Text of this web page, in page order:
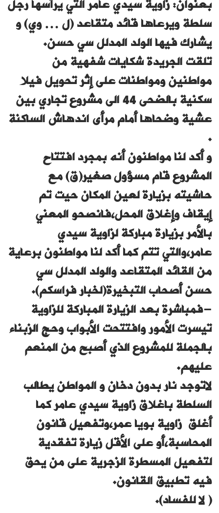
بعنوان: زاوية سيدي عامر التي يرأسها رجل
سلطة ويرعاها قائد متقاعد (ل … وي) و
يشارك فيها الولد المدلل سي حسن.
تلقت الجريدة شكايات شفهية من
مواطنين ومواطنات على إثر تحويل فيلا
سكنية بالضحى 44 الى مشروع تجاري بين
عشية وضحاها أمام مرأى اندهاش الساكنة
.
و أكد لنا مواطنون أنه بمجرد افتتاح
المشروع قام مسؤول صغير(ق) مع
حاشيته بزيارة لعين المكان حيت تم
إيقاف وإغلاق المحل،فانصحو المعني
بالأمر بزيارة مباركة لزاوية سيدي
عامر،والتي تتم كما أكد لنا مواطنون برعاية
من القائد المتقاعد والولد المدلل سي
حسن أصحاب التبخيرة(لخبار فراسكم).
-فمباشرة بعد الزيارة المباركة للزاوية
تيسرت الأمور وافتتحت الأبواب وحج الزبناء
بالجملة للمشروع الذي أصبح من المنعم
عليهم.
لاتوجد نار بدون دخان و المواطن يطالب
السلطة باغلاق زاوية سيدي عامر كما
أغلق زاوية بويا عمر،وتفعيل قانون
المحاسبة،أو على الأقل زيارة تفقدية
لتفعيل المسطرة الزجرية على من يحق
فيه تطبيق القانون.
( لا للفساد).